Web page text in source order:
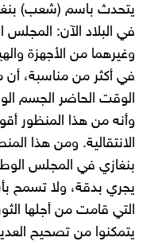
يتحدث باسم (شعب)
في البلاد الآن: المجلس
وغيرهما من الأجهزة
في أكثر من مناسبة،
الوقت الحاضر الجسم
وأنه من هذا المنظور
الانتقالية. ومن هذا
بنغازي في المجلس
يجري بدقة، ولا تسمح
التي قامت من أجلها
يتمكنوا من تصحيح